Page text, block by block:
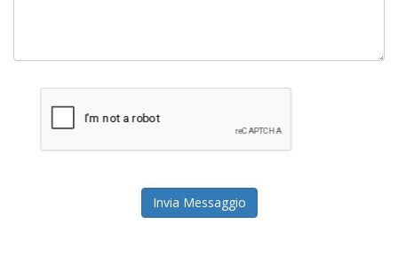
Invia Messaggio